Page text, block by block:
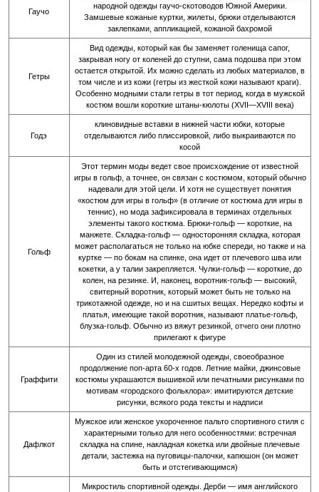
Гаучо
народной одежды гаучо-скотоводов Южной Америки.
Замшевые кожаные куртки, жилеты, брюки отделываются
заклепками, аппликацией, кожаной бахромой
Гетры
Вид одежды, который как бы заменяет голенища сапог,
закрывая ногу от коленей до ступни, сама подошва при этом
остается открытой. Их можно сделать из любых материалов, в
том числе и из кожи (гетры из жесткой кожи называют краги).
Особенно модными стали гетры в тот период, когда в мужской
костюм вошли короткие штаны-кюлоты (XVII—XVIII века)
Годэ
клиновидные вставки в нижней части юбки, которые
отделываются либо плиссировкой, либо выкраиваются по
косой
Гольф
Этот термин моды ведет свое происхождение от известной
игры в гольф, а точнее, он связан с костюмом, который обычно
надевали для этой цели. И хотя не существует понятия
«костюм для игры в гольф» (в отличие от костюма для игры в
теннис), но мода зафиксировала в терминах отдельных
элементы такого костюма. Брюки-гольф — короткие, на
манжете. Складка-гольф — односторонняя складка, которая
может располагаться не только на юбке спереди, но также и на
куртке — по бокам на спинке, она идет от плечевого шва или
кокетки, а у талии закрепляется. Чулки-гольф — короткие, до
колен, на резинке. И, наконец, воротник-гольф — высокий,
свитерный воротник, который может быть не только на
трикотажной одежде, но и на сшитых вещах. Нередко кофты и
платья, имеющие такой воротник, называют платье-гольф,
блузка-гольф. Обычно из вяжут резинкой, отчего они плотно
прилегают к фигуре
Граффити
Один из стилей молодежной одежды, своеобразное
продолжение поп-арта 60-х годов. Летние майки, джинсовые
костюмы украшаются вышивкой или печатными рисунками по
мотивам «городского фольклора»: имитируются детские
рисунки, всякого рода тексты и надписи
Дафлкот
Мужское или женское укороченное пальто спортивного стиля с
характерными только для него особенностями: встречная
складка на спине, накладная кокетка или двойные плечевые
детали, застежка на пуговицы-палочки, капюшон (он может
быть и отстегивающимся)
Микростиль спортивной одежды. Дерби — имя английского